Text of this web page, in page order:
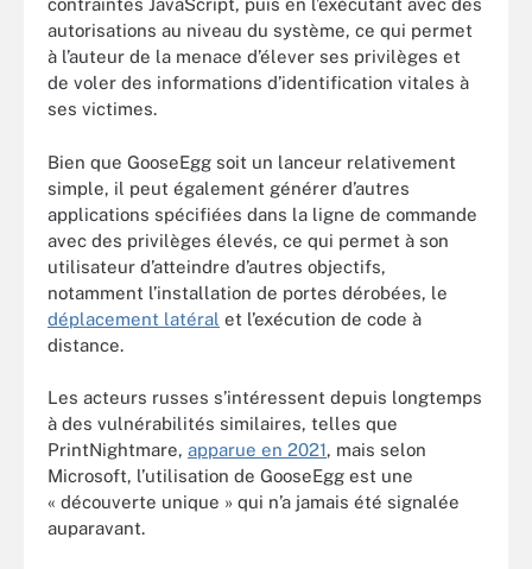
contraintes JavaScript, puis en l’exécutant avec des
autorisations au niveau du système, ce qui permet
à l’auteur de la menace d’élever ses privilèges et
de voler des informations d’identification vitales à
ses victimes.
Bien que GooseEgg soit un lanceur relativement
simple, il peut également générer d’autres
applications spécifiées dans la ligne de commande
avec des privilèges élevés, ce qui permet à son
utilisateur d’atteindre d’autres objectifs,
notamment l’installation de portes dérobées, le
déplacement latéral et l’exécution de code à
distance.
Les acteurs russes s’intéressent depuis longtemps
à des vulnérabilités similaires, telles que
PrintNightmare, apparue en 2021, mais selon
Microsoft, l’utilisation de GooseEgg est une
« découverte unique » qui n’a jamais été signalée
auparavant.